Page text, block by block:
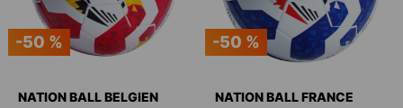
-50 %
NATION BALL BELGIEN
-50 %
NATION BALL FRANCE